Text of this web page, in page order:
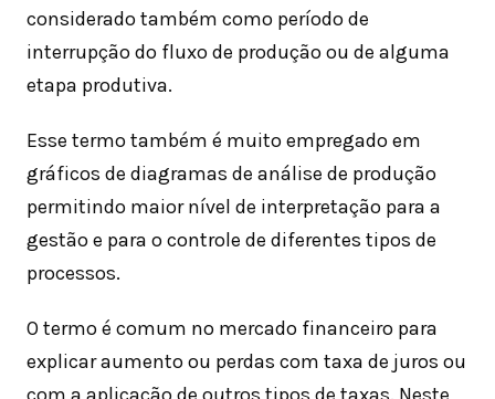
considerado também como período de
interrupção do fluxo de produção ou de alguma
etapa produtiva.
Esse termo também é muito empregado em
gráficos de diagramas de análise de produção
permitindo maior nível de interpretação para a
gestão e para o controle de diferentes tipos de
processos.
O termo é comum no mercado financeiro para
explicar aumento ou perdas com taxa de juros ou